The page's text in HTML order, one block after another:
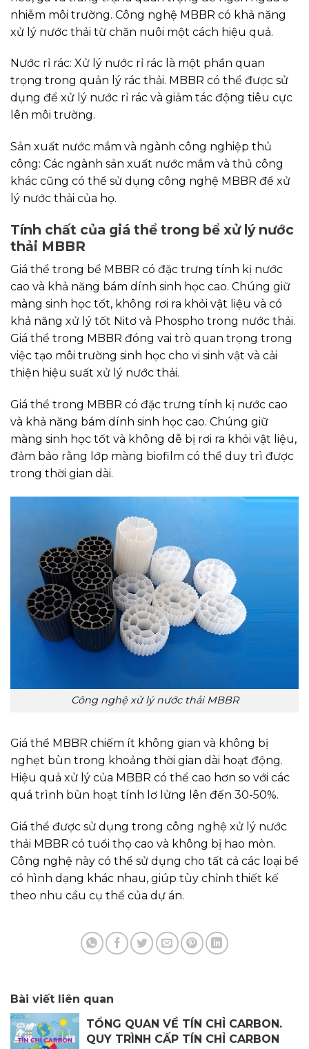
nhiễm môi trường. Công nghệ MBBR có khả năng
xử lý nước thải từ chăn nuôi một cách hiệu quả.
Nước rỉ rác: Xử lý nước rỉ rác là một phần quan
trọng trong quản lý rác thải. MBBR có thể được sử
dụng để xử lý nước rỉ rác và giảm tác động tiêu cực
lên môi trường.
Sản xuất nước mắm và ngành công nghiệp thủ
công: Các ngành sản xuất nước mắm và thủ công
khác cũng có thể sử dụng công nghệ MBBR để xử
lý nước thải của họ.
Tính chất của giá thể trong bể xử lý nước
thải MBBR
Giá thể trong bể MBBR có đặc trưng tính kị nước
cao và khả năng bám dính sinh học cao. Chúng giữ
màng sinh học tốt, không rơi ra khỏi vật liệu và có
khả năng xử lý tốt Nitơ và Phospho trong nước thải.
Giá thể trong MBBR đóng vai trò quan trọng trong
việc tạo môi trường sinh học cho vi sinh vật và cải
thiện hiệu suất xử lý nước thải.
Giá thể trong MBBR có đặc trưng tính kị nước cao
và khả năng bám dính sinh học cao. Chúng giữ
màng sinh học tốt và không dễ bị rơi ra khỏi vật liệu,
đảm bảo rằng lớp màng biofilm có thể duy trì được
trong thời gian dài.
Công nghệ xử lý nước thải MBBR
Giá thể MBBR chiếm ít không gian và không bị
nghẹt bùn trong khoảng thời gian dài hoạt động.
Hiệu quả xử lý của MBBR có thể cao hơn so với các
quá trình bùn hoạt tính lơ lửng lên đến 30-50%.
Giá thể được sử dụng trong công nghệ xử lý nước
thải MBBR có tuổi thọ cao và không bị hao mòn.
Công nghệ này có thể sử dụng cho tất cả các loại bể
có hình dạng khác nhau, giúp tùy chỉnh thiết kế
theo nhu cầu cụ thể của dự án.
Bài viết liên quan
TỔNG QUAN VỀ TÍN CHỈ CARBON.
QUY TRÌNH CẤP TÍN CHỈ CARBON